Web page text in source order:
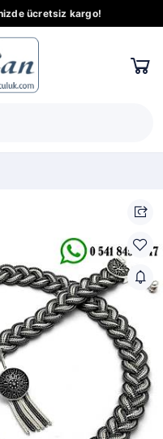
ücretsiz kargo!